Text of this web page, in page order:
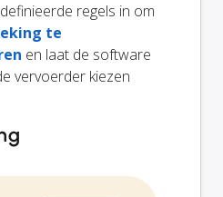
regels in om
te
en laat de software
vervoerder kiezen